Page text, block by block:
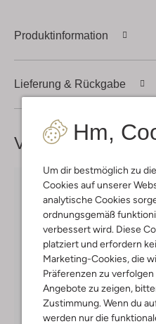
Hm,
Um dir bestmöglich zu
Cookies auf unserer
analytische Cookies
ordnungsgemäß
verbessert wird. Diese
platziert und erfordern
Marketing-Cookies, die
Präferenzen zu
Angebote zu zeigen,
Zustimmung. Wenn du
werden nur die
Produktinformation
Lieferung & Rückgabe
Vervollständige